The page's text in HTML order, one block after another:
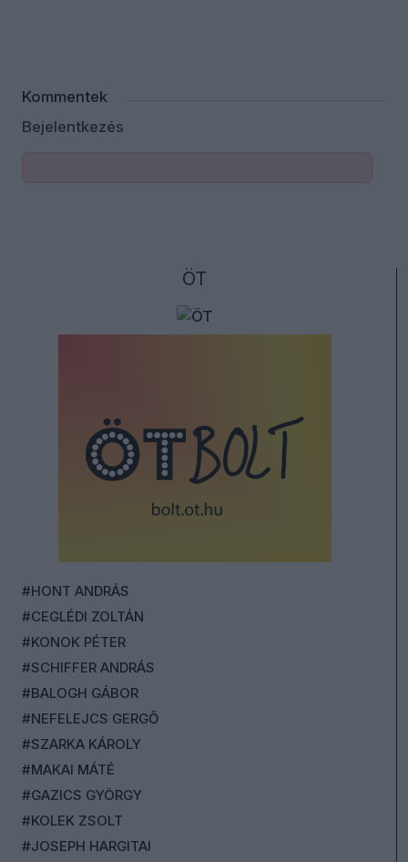
Kommentek
Bejelentkezés
ÖT
#HONT ANDRÁS
#CEGLÉDI ZOLTÁN
#KONOK PÉTER
#SCHIFFER ANDRÁS
#BALOGH GÁBOR
#NEFELEJCS GERGŐ
#SZARKA KÁROLY
#MAKAI MÁTÉ
#GAZICS GYÖRGY
#KOLEK ZSOLT
#JOSEPH HARGITAI